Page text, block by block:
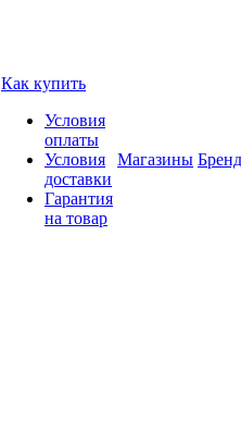
Как купить
Условия
оплаты
Условия
доставки
Гарантия
на товар
Магазины